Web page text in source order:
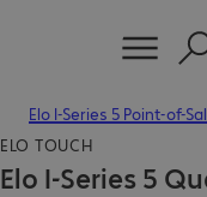
Elo I-Series 5 Point-of-
ELO TOUCH
Elo I-Series 5